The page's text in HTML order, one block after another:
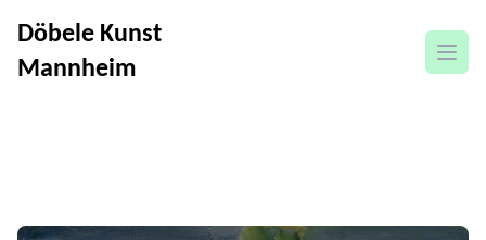
Döbele Kunst
Mannheim